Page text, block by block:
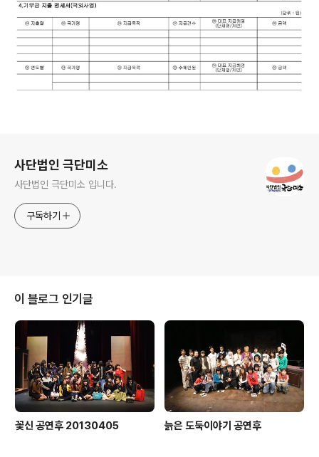
사단법인 극단미소
사단법인 극단미소 입니다.
구독하기
이 블로그 인기글
꽃신 공연후 20130405 늙은 도둑이야기 공연후